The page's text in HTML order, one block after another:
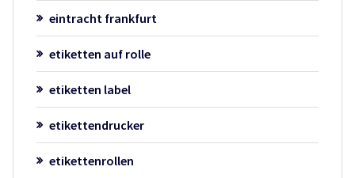
eintracht frankfurt
etiketten auf rolle
etiketten label
etikettendrucker
etikettenrollen